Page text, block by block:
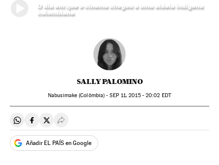
O dia em que o cinema chegou a uma aldeia indígena
colombiana
SALLY PALOMINO
Nabusimake (Colômbia) -SEP11, 2015 - 20:02 EDT
Compartir en Whatsapp
Compartir en Facebook
Compartir en Twitter
Desplegar Redes Sociales
Añadir EL PAÍS en Google